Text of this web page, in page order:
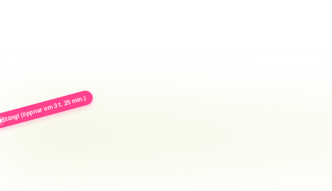
Stängt (öppnar om 3 t. 25 min.)